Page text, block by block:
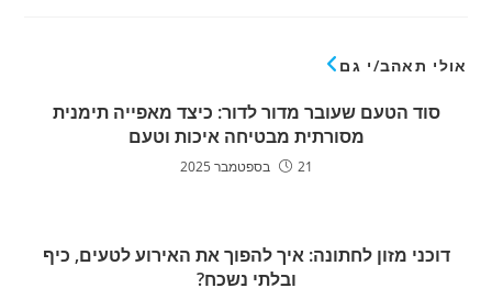
אולי תאהב/י גם
סוד הטעם שעובר מדור לדור: כיצד מאפייה תימנית
מסורתית מבטיחה איכות וטעם
21 בספטמבר 2025
דוכני מזון לחתונה: איך להפוך את האירוע לטעים, כיף
ובלתי נשכח?